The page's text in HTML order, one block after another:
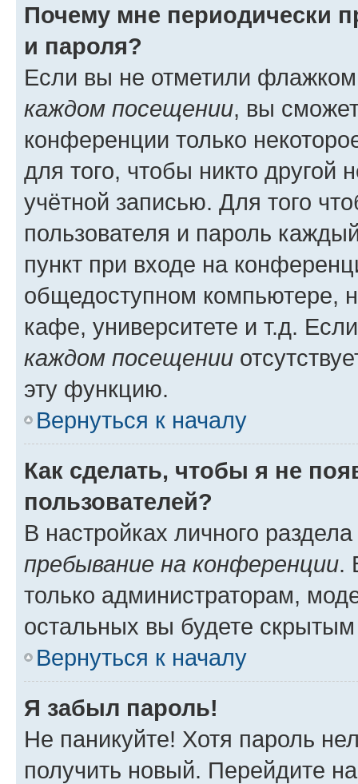
Почему мне периодически
и пароля?
Если вы не отметили
каждом посещении, вы
конференции только
для того, чтобы никто другой
учётной записью. Для того
пользователя и пароль
пункт при входе на
общедоступном компьютере,
кафе, университете и т.д.
каждом посещении
эту функцию.
Вернуться к началу
Как сделать, чтобы я не
пользователей?
В настройках личного
пребывание на конференции.
только администраторам,
остальных вы будете
Вернуться к началу
Я забыл пароль!
Не паникуйте! Хотя пароль
получить новый. Перейдите